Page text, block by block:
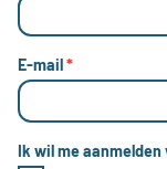
E-mail*
Ik wil me